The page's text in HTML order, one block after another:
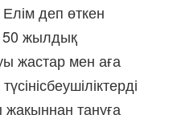
деп өткен
50 жылдық
жастар мен аға
тануға